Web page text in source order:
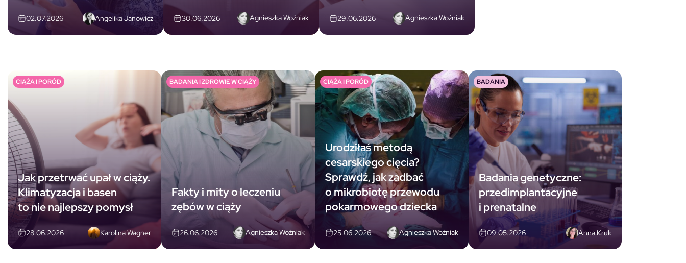
02.07.2026 Angelika Janowicz 30.06.2026 Agnieszka Woźniak 29.06.2026 Agnieszka Woźniak
Jak przetrwać upał w ciąży.
Klimatyzacja i basen
to nie najlepszy pomysł
28.06.2026 Karolina Wagner
CIĄŻA I PORÓD
Fakty i mity o leczeniu
zębów w ciąży
26.06.2026 Agnieszka Woźniak
BADANIA I ZDROWIE W CIĄŻY
Urodziłaś metodą
cesarskiego cięcia?
Sprawdź, jak zadbać
o mikrobiotę przewodu
pokarmowego dziecka
25.06.2026 Agnieszka Woźniak
CIĄŻA I PORÓD
Badania genetyczne:
przedimplantacyjne
i prenatalne
09.05.2026 Anna Kruk
BADANIA